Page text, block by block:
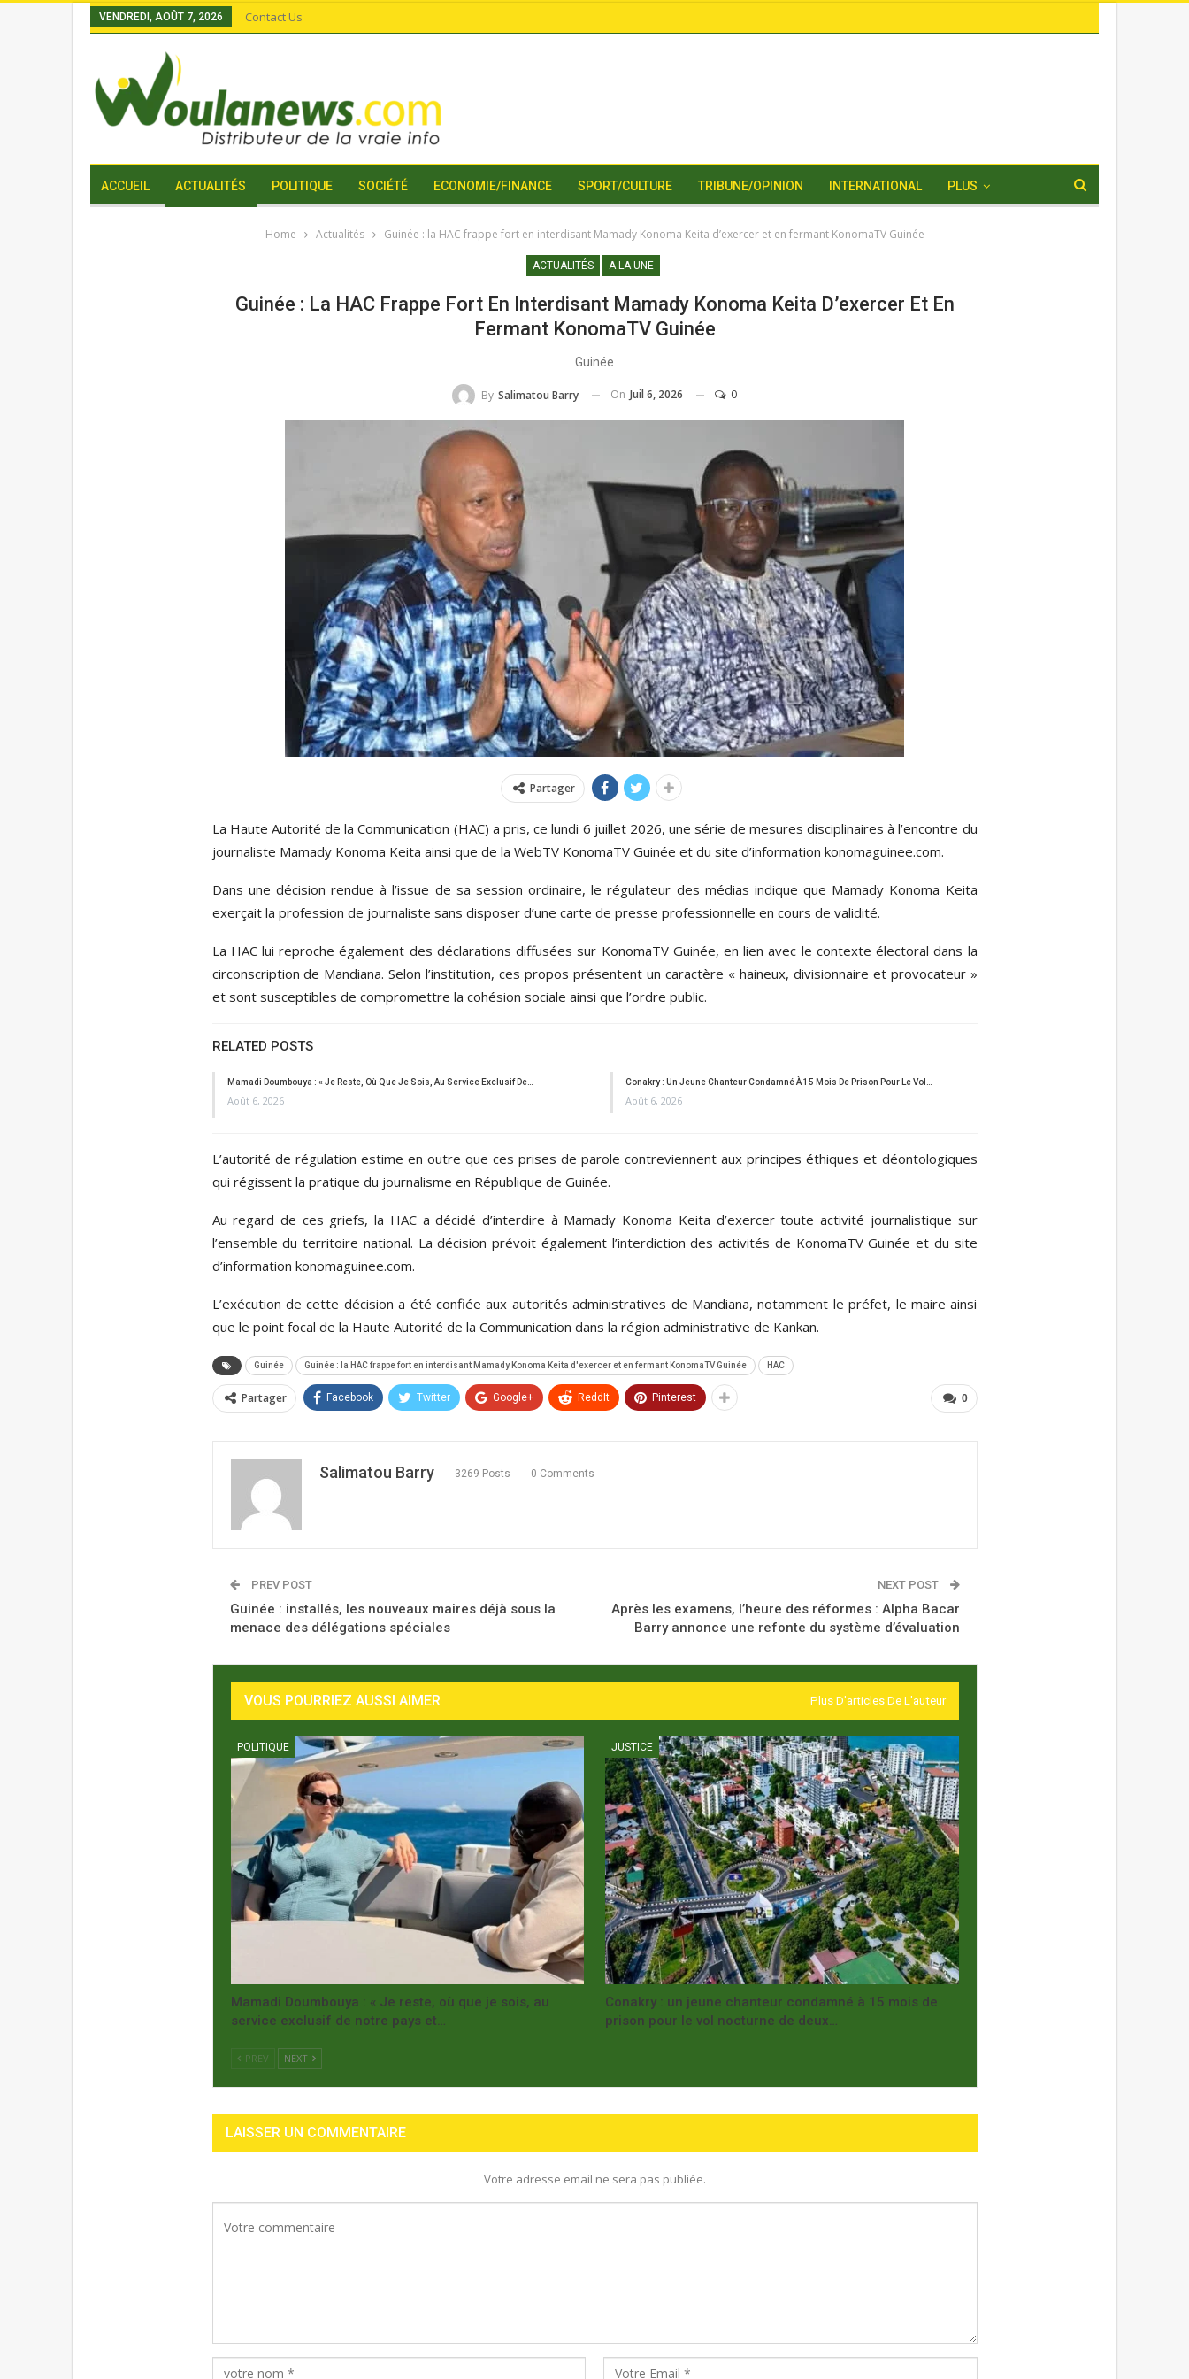
VENDREDI, AOÛT 7, 2026 Contact Us
ACCUEIL ACTUALITÉS POLITIQUE SOCIÉTÉ ECONOMIE/FINANCE SPORT/CULTURE TRIBUNE/OPINION INTERNATIONAL PLUS
Home Actualités Guinée : la HAC frappe fort en interdisant Mamady Konoma Keita d’exercer et en fermant KonomaTV Guinée
ACTUALITÉS A LA UNE
Guinée : La HAC Frappe Fort En Interdisant Mamady Konoma Keita D’exercer Et En
Fermant KonomaTV Guinée
Guinée
By Salimatou Barry On Juil 6, 2026 0
Partager
La Haute Autorité de la Communication (HAC) a pris, ce lundi 6 juillet 2026, une série de mesures disciplinaires à l’encontre du
journaliste Mamady Konoma Keita ainsi que de la WebTV KonomaTV Guinée et du site d’information konomaguinee.com.
Dans une décision rendue à l’issue de sa session ordinaire, le régulateur des médias indique que Mamady Konoma Keita
exerçait la profession de journaliste sans disposer d’une carte de presse professionnelle en cours de validité.
La HAC lui reproche également des déclarations diffusées sur KonomaTV Guinée, en lien avec le contexte électoral dans la
circonscription de Mandiana. Selon l’institution, ces propos présentent un caractère « haineux, divisionnaire et provocateur »
et sont susceptibles de compromettre la cohésion sociale ainsi que l’ordre public.
RELATED POSTS
Mamadi Doumbouya : « Je Reste, Où Que Je Sois, Au Service Exclusif De…
Août 6, 2026
Conakry : Un Jeune Chanteur Condamné À 15 Mois De Prison Pour Le Vol…
Août 6, 2026
L’autorité de régulation estime en outre que ces prises de parole contreviennent aux principes éthiques et déontologiques
qui régissent la pratique du journalisme en République de Guinée.
Au regard de ces griefs, la HAC a décidé d’interdire à Mamady Konoma Keita d’exercer toute activité journalistique sur
l’ensemble du territoire national. La décision prévoit également l’interdiction des activités de KonomaTV Guinée et du site
d’information konomaguinee.com.
L’exécution de cette décision a été confiée aux autorités administratives de Mandiana, notamment le préfet, le maire ainsi
que le point focal de la Haute Autorité de la Communication dans la région administrative de Kankan.
Guinée Guinée : la HAC frappe fort en interdisant Mamady Konoma Keita d'exercer et en fermant KonomaTV Guinée HAC
0
Partager Facebook Twitter Google+ ReddIt Pinterest
Salimatou Barry 3269 Posts 0 Comments
PREV POST
Guinée : installés, les nouveaux maires déjà sous la
menace des délégations spéciales
NEXT POST
Après les examens, l’heure des réformes : Alpha Bacar
Barry annonce une refonte du système d’évaluation
VOUS POURRIEZ AUSSI AIMER Plus D'articles De L'auteur
POLITIQUE
Mamadi Doumbouya : « Je reste, où que je sois, au
service exclusif de notre pays et…
JUSTICE
Conakry : un jeune chanteur condamné à 15 mois de
prison pour le vol nocturne de deux…
PREV NEXT
LAISSER UN COMMENTAIRE
Votre adresse email ne sera pas publiée.